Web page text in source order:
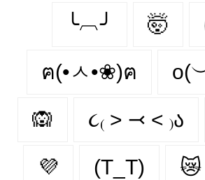
╰︹╯ 🤯
ฅ(•ㅅ•❀)ฅ
🙉 ૮₍ ˃ ⤙ ˂ ₎ა
💜 (T_T) 😿